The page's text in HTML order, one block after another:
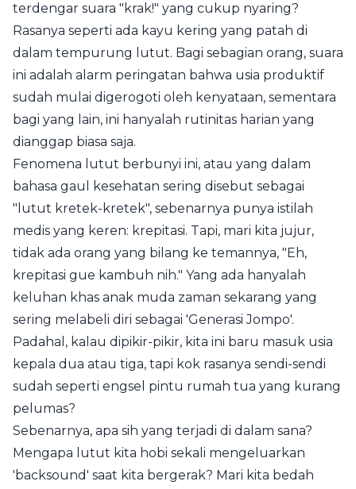
terdengar suara "krak!" yang cukup nyaring?
Rasanya seperti ada kayu kering yang patah di
dalam tempurung lutut. Bagi sebagian orang, suara
ini adalah alarm peringatan bahwa usia produktif
sudah mulai digerogoti oleh kenyataan, sementara
bagi yang lain, ini hanyalah rutinitas harian yang
dianggap biasa saja.
Fenomena lutut berbunyi ini, atau yang dalam
bahasa gaul kesehatan sering disebut sebagai
"lutut kretek-kretek", sebenarnya punya istilah
medis yang keren: krepitasi. Tapi, mari kita jujur,
tidak ada orang yang bilang ke temannya, "Eh,
krepitasi gue kambuh nih." Yang ada hanyalah
keluhan khas anak muda zaman sekarang yang
sering melabeli diri sebagai 'Generasi Jompo'.
Padahal, kalau dipikir-pikir, kita ini baru masuk usia
kepala dua atau tiga, tapi kok rasanya sendi-sendi
sudah seperti engsel pintu rumah tua yang kurang
pelumas?
Sebenarnya, apa sih yang terjadi di dalam sana?
Mengapa lutut kita hobi sekali mengeluarkan
'backsound' saat kita bergerak? Mari kita bedah